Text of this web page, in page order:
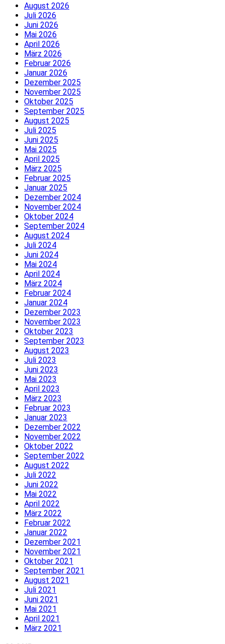
August 2026
Juli 2026
Juni 2026
Mai 2026
April 2026
März 2026
Februar 2026
Januar 2026
Dezember 2025
November 2025
Oktober 2025
September 2025
August 2025
Juli 2025
Juni 2025
Mai 2025
April 2025
März 2025
Februar 2025
Januar 2025
Dezember 2024
November 2024
Oktober 2024
September 2024
August 2024
Juli 2024
Juni 2024
Mai 2024
April 2024
März 2024
Februar 2024
Januar 2024
Dezember 2023
November 2023
Oktober 2023
September 2023
August 2023
Juli 2023
Juni 2023
Mai 2023
April 2023
März 2023
Februar 2023
Januar 2023
Dezember 2022
November 2022
Oktober 2022
September 2022
August 2022
Juli 2022
Juni 2022
Mai 2022
April 2022
März 2022
Februar 2022
Januar 2022
Dezember 2021
November 2021
Oktober 2021
September 2021
August 2021
Juli 2021
Juni 2021
Mai 2021
April 2021
März 2021